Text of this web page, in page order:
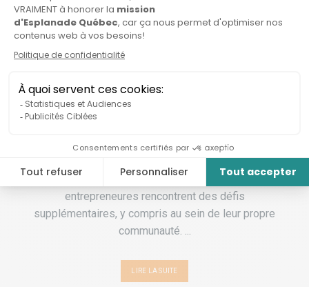
12 JUININVESTISSEMENT:
SOUTENIR LES FEMMES
ENTREPRENEURES
En investissement, les femmes autochtones
entrepreneures rencontrent des défis
supplémentaires, y compris au sein de leur propre
communauté. ...
LIRE LA SUITE